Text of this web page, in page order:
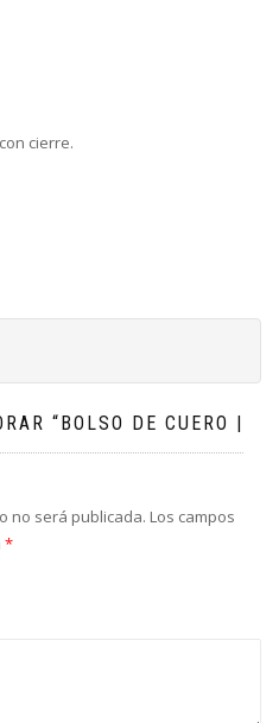
cierre.
“BOLSO DE CUERO |
no será publicada. Los campos
*